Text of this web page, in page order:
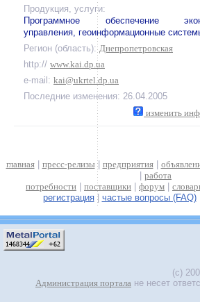
Продукция, услуги:
Программное обеспечение
управления, геоинформационные
Регион (область): Днепропетровская
http:// www.kai.dp.ua
e-mail: kai@ukrtel.dp.ua
Последние изменения: 26.04.2005
изменить
главная| пресс-релизы | предприятия|
работа
потребности
поставщики форум
регистрация| частые вопросы (FAQ)|
(c)
Администрация портала не несет